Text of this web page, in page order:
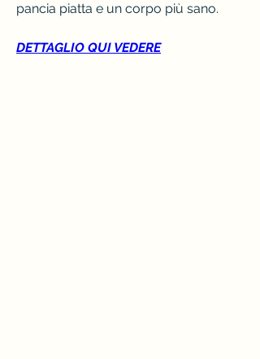
pancia piatta e un corpo più sano.
DETTAGLIO QUI VEDERE